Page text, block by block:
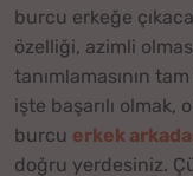
burcu erkeğe
özelliği, azimli
tanımlamasının
işte başarılı
burcu erkek
doğru yerdesiniz.